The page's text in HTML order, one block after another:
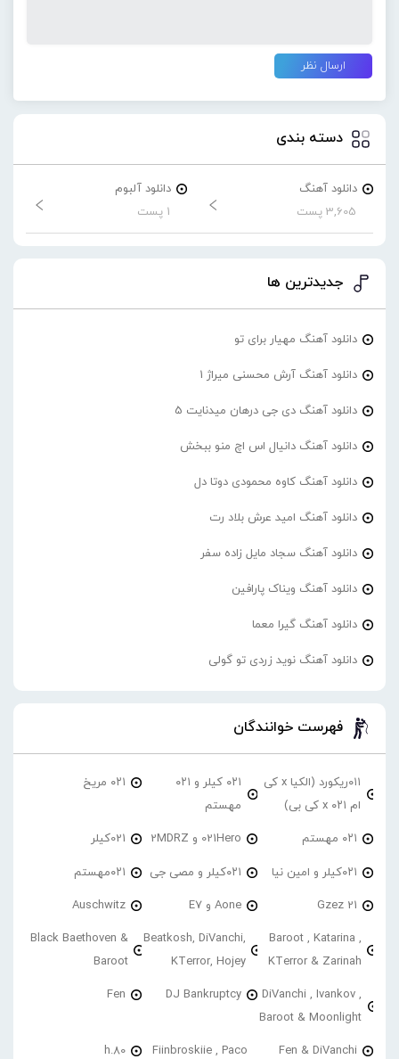
دسته بندی
دانلود آهنگ
3,605 پست
دانلود آلبوم
1 پست
جدیدترین ها
دانلود آهنگ مهیار برای تو
دانلود آهنگ آرش محسنی میراژ 1
دانلود آهنگ دی جی درهان میدنایت 5
دانلود آهنگ دانیال اس اچ منو ببخش
دانلود آهنگ کاوه محمودی دوتا دل
دانلود آهنگ امید عرش بلاد رت
دانلود آهنگ سجاد مایل زاده سفر
دانلود آهنگ ویناک پارافین
دانلود آهنگ گیرا معما
دانلود آهنگ نوید زردی تو گولی
فهرست خوانندگان
۰۱۱ریکورد (الکیا x کی
ام ۰۲۱ x کی بی)
۰۲۱ کیلر و ۰۲۱
مهستم
۰۲۱ مریخ
۰۲۱ مهستم 021Hero و 2MDRZ 021کیلر
۰۲۱کیلر و امین نیا ۰۲۱کیلر و مصی جی ۰۲۱مهستم
21 Gzez Aone و E7 Auschwitz
Baroot , Katarina ,
KTerror & Zarinah
Beatkosh, DiVanchi,
KTerror, Hojey
Black Baethoven &
Baroot
DiVanchi , Ivankov ,
Baroot & Moonlight
DJ Bankruptcy
Fen
Fen & DiVanchi
Fiinbroskiie , Paco
h.80